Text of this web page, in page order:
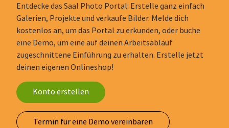
Entdecke das Saal Photo Portal: Erstelle ganz einfach
Galerien, Projekte und verkaufe Bilder. Melde dich
kostenlos an, um das Portal zu erkunden, oder buche
eine Demo, um eine auf deinen Arbeitsablauf
zugeschnittene Einführung zu erhalten. Erstelle jetzt
deinen eigenen Onlineshop!
Konto erstellen
Termin für eine Demo vereinbaren